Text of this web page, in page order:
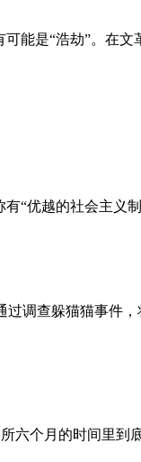
能是“浩劫”。在
“优越的社会主义
调查躲猫猫事件
六个月的时间里